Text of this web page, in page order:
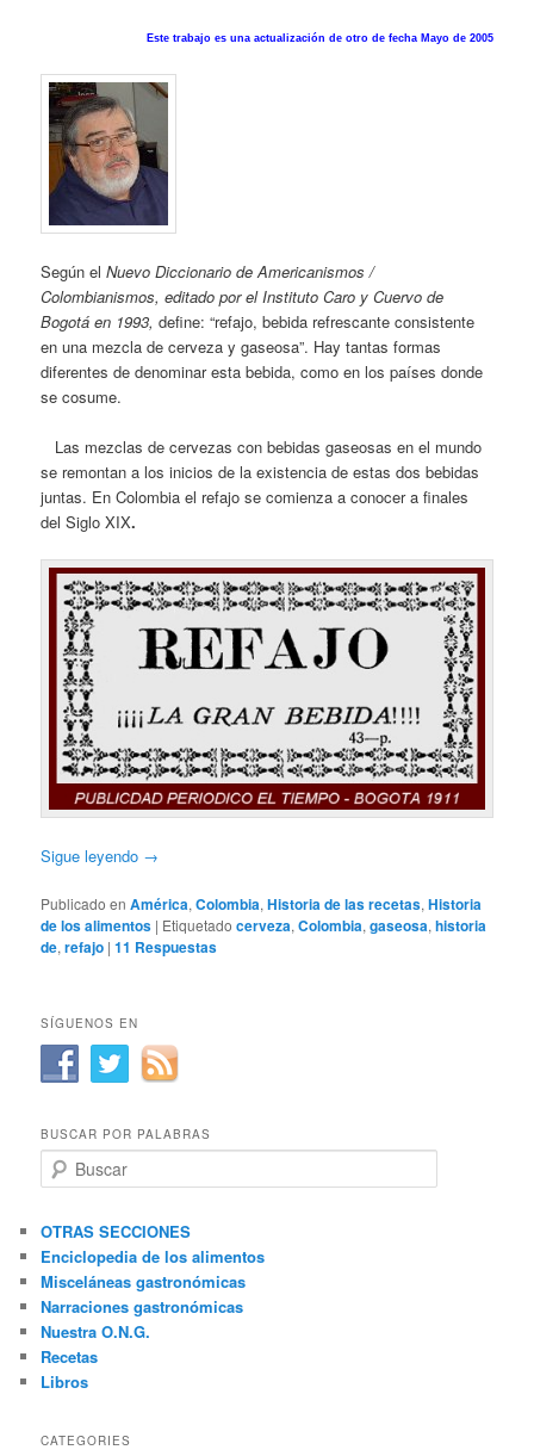
Este trabajo es una actualización de otro de fecha Mayo de 2005
Según elNuevo Diccionario de Americanismos /
Colombianismos, editado por el Instituto Caro y Cuervo de
Bogotá en 1993,define: “refajo, bebida refrescante consistente
en una mezcla de cerveza y gaseosa”. Hay tantas formas
diferentes de denominar esta bebida, como en los países donde
se cosume.
Las mezclas de cervezas con bebidas gaseosas en el mundo
se remontan a los inicios de la existencia de estas dos bebidas
juntas. En Colombia el refajo se comienza a conocer a finales
del Siglo XIX.
Sigue leyendo →
Publicado en América,Colombia,Historia de las recetas,Historia
de los alimentos | Etiquetado cerveza,Colombia,gaseosa,historia
de,refajo |11 Respuestas
SÍGUENOS EN
BUSCAR POR PALABRAS
u
c
a
r
OTRAS SECCIONES
Enciclopedia de los alimentos
Misceláneas gastronómicas
Narraciones gastronómicas
Nuestra O.N.G.
Recetas
Libros
CATEGORIES